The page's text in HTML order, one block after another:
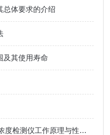
总体要求的介绍
及其使用寿命
工业排放监管仪器：VOC浓度检测仪工作原理与性能优势详解